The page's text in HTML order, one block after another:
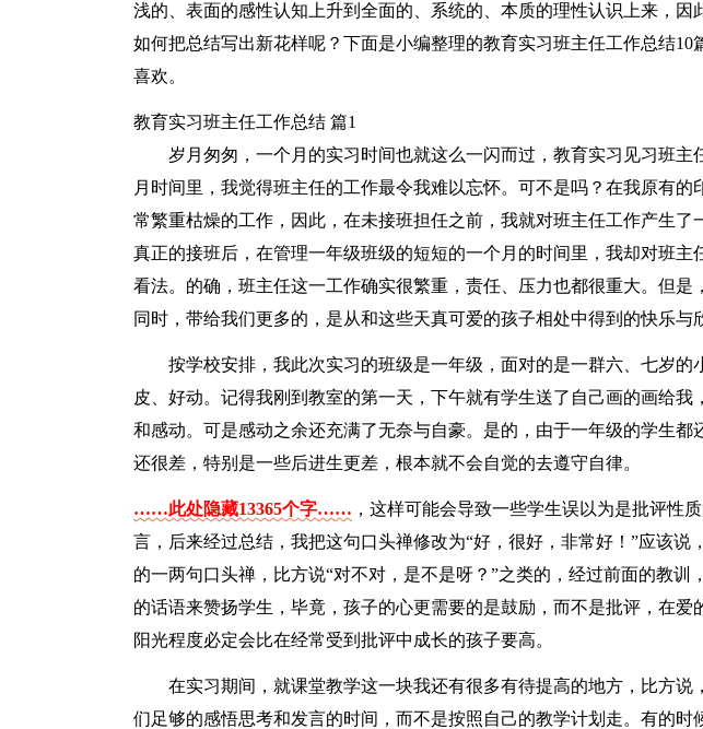
浅的、表面的感性认知上升到全面的、系统的、本质的理性认识上来，因
如何把总结写出新花样呢？下面是小编整理的教育实习班主任工作总结10
喜欢。
教育实习班主任工作总结 篇1
岁月匆匆，一个月的实习时间也就这么一闪而过，教育实习见习班主
月时间里，我觉得班主任的工作最令我难以忘怀。可不是吗？在我原有的
常繁重枯燥的工作，因此，在未接班担任之前，我就对班主任工作产生了
真正的接班后，在管理一年级班级的短短的一个月的时间里，我却对班主
看法。的确，班主任这一工作确实很繁重，责任、压力也都很重大。但是
同时，带给我们更多的，是从和这些天真可爱的孩子相处中得到的快乐与
按学校安排，我此次实习的班级是一年级，面对的是一群六、七岁的
皮、好动。记得我刚到教室的第一天，下午就有学生送了自己画的画给我
和感动。可是感动之余还充满了无奈与自豪。是的，由于一年级的学生都
还很差，特别是一些后进生更差，根本就不会自觉的去遵守自律。
……此处隐藏13365个字…… ，这样可能会导致一些学生误以为是批评性
言，后来经过总结，我把这句口头禅修改为“好，很好，非常好！”应该说
的一两句口头禅，比方说“对不对，是不是呀？”之类的，经过前面的教训
的话语来赞扬学生，毕竟，孩子的心更需要的是鼓励，而不是批评，在爱
阳光程度必定会比在经常受到批评中成长的孩子要高。
在实习期间，就课堂教学这一块我还有很多有待提高的地方，比方说
们足够的感悟思考和发言的时间，而不是按照自己的教学计划走。有的时